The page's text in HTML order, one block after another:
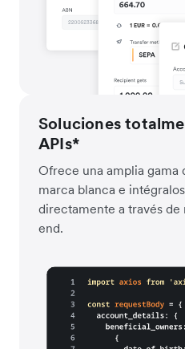
Soluciones
APIs*
Ofrece una amplia gama
marca blanca e
directamente a través de
end.